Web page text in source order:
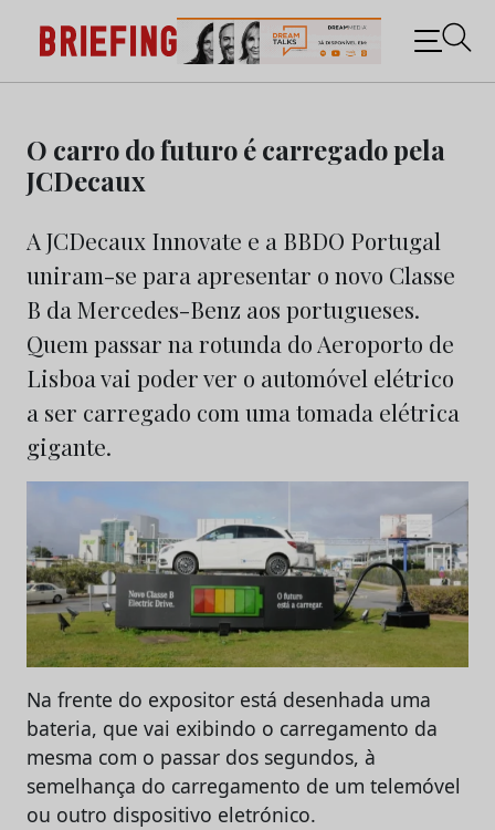
content
Briefing: Todas as notícias sobre os negócios do
Marketing e da Publicidade
O carro do futuro é carregado pela
JCDecaux
A JCDecaux Innovate e a BBDO Portugal
uniram-se para apresentar o novo Classe
B da Mercedes-Benz aos portugueses.
Quem passar na rotunda do Aeroporto de
Lisboa vai poder ver o automóvel elétrico
a ser carregado com uma tomada elétrica
gigante.
Na frente do expositor está desenhada uma
bateria, que vai exibindo o carregamento da
mesma com o passar dos segundos, à
semelhança do carregamento de um telemóvel
ou outro dispositivo eletrónico.